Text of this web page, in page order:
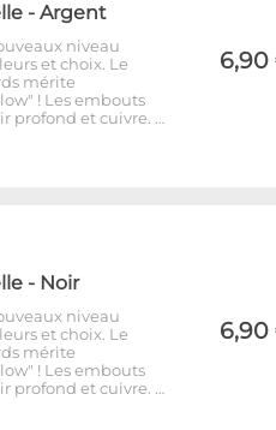
- Argent
niveau
et choix. Le
mérite
! Les embouts
profond et cuivre. …
6,90
- Noir
niveau
et choix. Le
mérite
! Les embouts
profond et cuivre. …
6,90